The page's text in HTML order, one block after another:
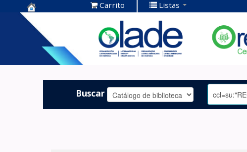
Centro de
Documentación
OLADE -
Carrito Listas
Buscar